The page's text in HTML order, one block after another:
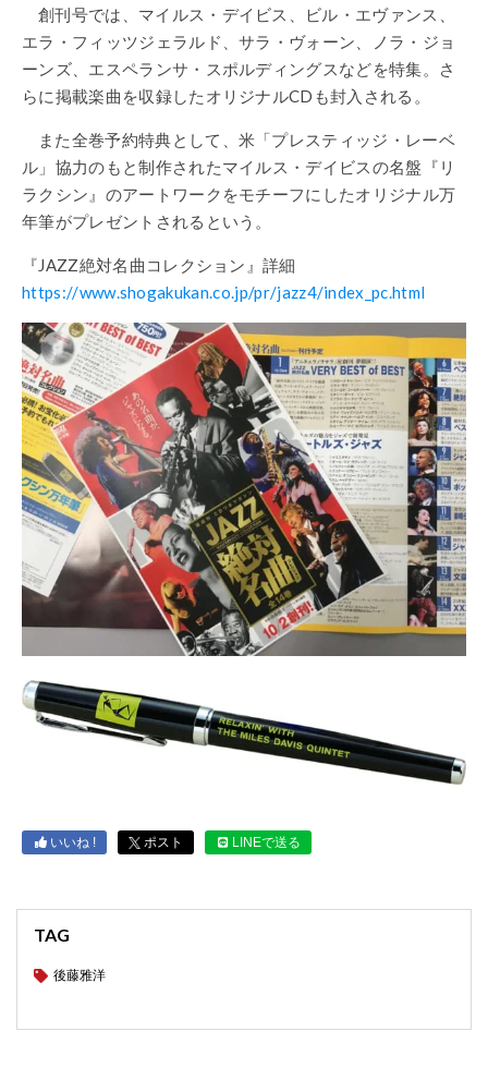
創刊号では、マイルス・デイビス、ビル・エヴァンス、
エラ・フィッツジェラルド、サラ・ヴォーン、ノラ・ジョ
ーンズ、エスペランサ・スポルディングスなどを特集。さ
らに掲載楽曲を収録したオリジナルCDも封入される。
また全巻予約特典として、米「プレスティッジ・レーベ
ル」協力のもと制作されたマイルス・デイビスの名盤『リ
ラクシン』のアートワークをモチーフにしたオリジナル万
年筆がプレゼントされるという。
『JAZZ絶対名曲コレクション』詳細
https://www.shogakukan.co.jp/pr/jazz4/index_pc.html
いいね ! ポスト LINEで送る
TAG
後藤雅洋